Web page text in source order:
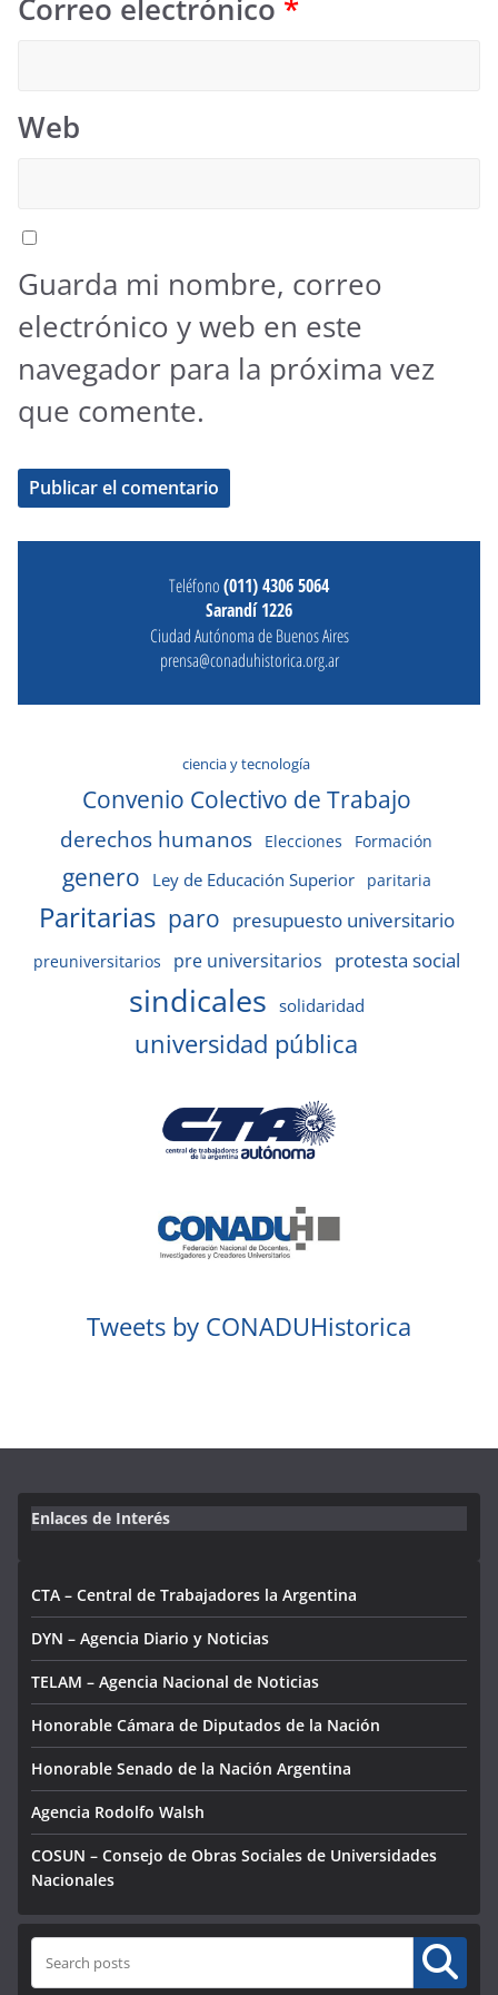
Correo electrónico *
Web
Guarda mi nombre, correo
electrónico y web en este
navegador para la próxima vez
que comente.
Teléfono(011) 4306 5064
Sarandí 1226
Ciudad Autónoma de Buenos Aires
prensa@conaduhistorica.org.ar
ciencia y tecnología
Convenio Colectivo de Trabajo
derechos humanos Elecciones Formación
genero Ley de Educación Superior paritaria
Paritarias paro presupuesto universitario
preuniversitarios pre universitarios protesta social
sindicales solidaridad
universidad pública
Tweets by CONADUHistorica
Enlaces de Interés
CTA – Central de Trabajadores la Argentina
DYN – Agencia Diario y Noticias
TELAM – Agencia Nacional de Noticias
Honorable Cámara de Diputados de la Nación
Honorable Senado de la Nación Argentina
Agencia Rodolfo Walsh
COSUN – Consejo de Obras Sociales de Universidades
Nacionales
Buscar